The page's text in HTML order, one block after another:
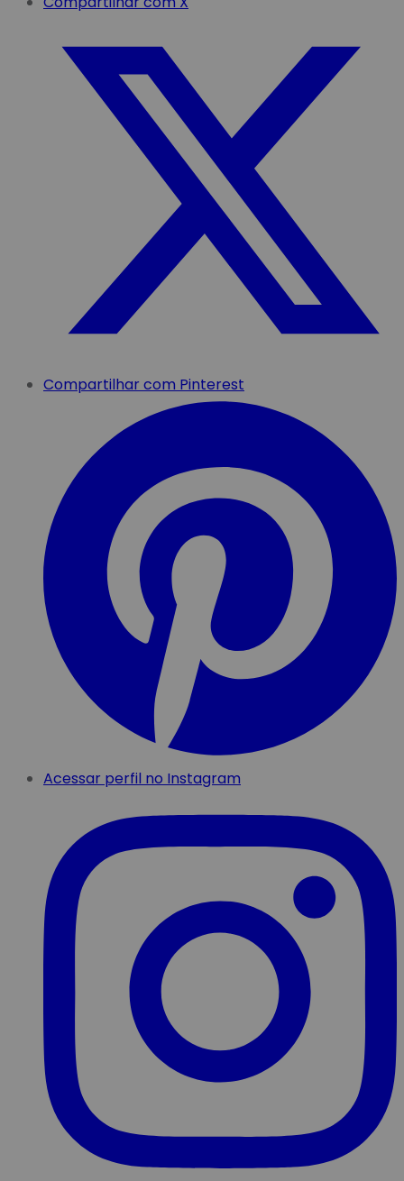
Compartilhar com Pinterest
Acessar perfil no Instagram